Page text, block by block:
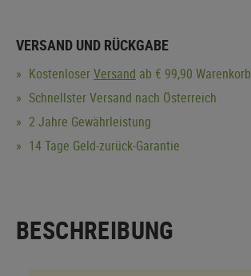
VERSAND UND RÜCKGABE
KostenloserVersand ab € 99,90 Warenkorb
Schnellster Versand nach Österreich
2 Jahre Gewährleistung
14 Tage Geld-zurück-Garantie
BESCHREIBUNG